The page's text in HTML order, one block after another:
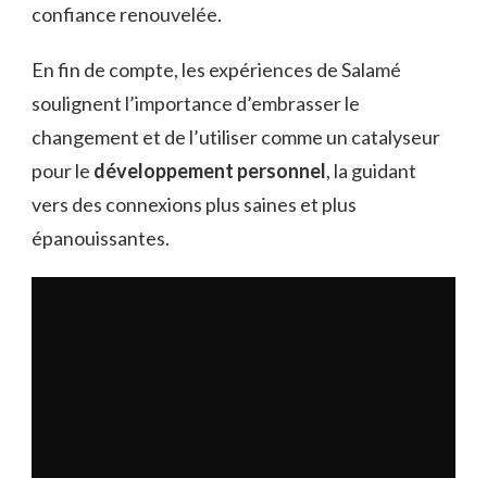
confiance renouvelée.
En fin de compte, les expériences de Salamé
soulignent l’importance d’embrasser le
changement et de l’utiliser comme un catalyseur
pour le développement personnel, la guidant
vers des connexions plus saines et plus
épanouissantes.